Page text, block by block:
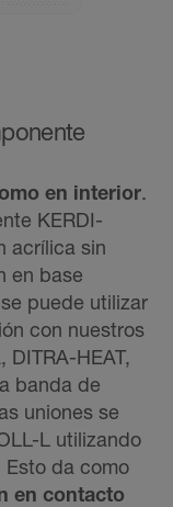
en interior.
KERDI-
acrílica sin
en base
se puede utilizar
con nuestros
HEAT,
banda de
uniones se
L utilizando
Esto da como
en contacto